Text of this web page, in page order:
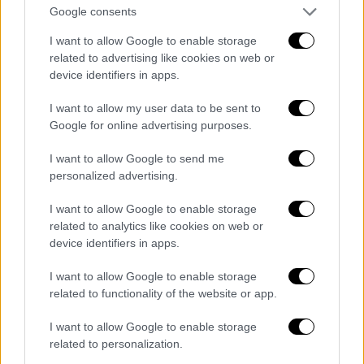
Google consents
I want to allow Google to enable storage
related to advertising like cookies on web or
device identifiers in apps.
I want to allow my user data to be sent to
Google for online advertising purposes.
I want to allow Google to send me
personalized advertising.
I want to allow Google to enable storage
related to analytics like cookies on web or
device identifiers in apps.
I want to allow Google to enable storage
related to functionality of the website or app.
I want to allow Google to enable storage
related to personalization.
αλλά είναι φανερό ότι το σενάριο ήθελε
περισσότερη φροντίδα, προκειμένου να
ξεκαθαρίσει τις ιδέες του, να κάνει
πειστικότερους τους λόγους της νεανικής
αυθάδειας και ανηπακοής. Αλλά ο χρόνος
είναι μαζί με τον Κεκάτο και θα περιμένουμε
την επόμενη κινηματογραφική του διαδρομή.
Καλές ερμηνείες, με την Δάφνη Πατακιά να
αποδεικνύει ότι της αρέσουν οι προκλήσεις
και παρά τις αντιφατικές στιγμές της,
δείχνει να εμπιστεύεται την κάμερα, που τη
φαίνονται ανεξάντλητες.